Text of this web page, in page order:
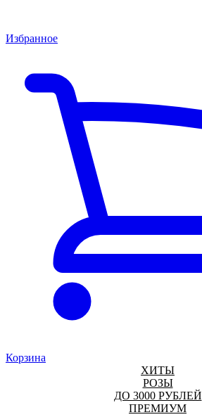
Избранное
Корзина
ХИТЫ
РОЗЫ
ДО 3000 РУБЛЕЙ
ПРЕМИУМ